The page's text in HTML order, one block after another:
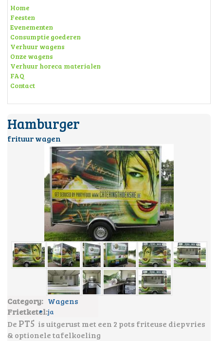
Home
Feesten
Evenementen
Consumptie goederen
Verhuur wagens
Onze wagens
Verhuur horeca materialen
FAQ
Contact
Hamburger
frituur wagen
Category: Wagens
Frietketel:ja
De PT5 is uitgerust met een 2 pots friteuse diepvries
& optionele tafelkoeling